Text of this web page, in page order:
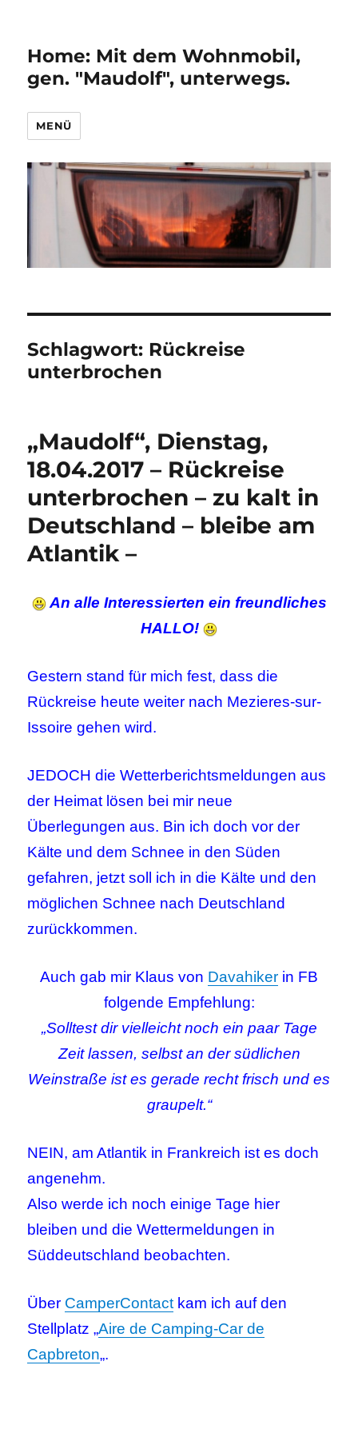
Home: Mit dem Wohnmobil,
gen. "Maudolf", unterwegs.
MENÜ
Schlagwort: Rückreise
unterbrochen
„Maudolf“, Dienstag,
18.04.2017 – Rückreise
unterbrochen – zu kalt in
Deutschland – bleibe am
Atlantik –
An alle Interessierten ein freundliches
HALLO!
Gestern stand für mich fest, dass die
Rückreise heute weiter nach Mezieres-sur-
Issoire gehen wird.
JEDOCH die Wetterberichtsmeldungen aus
der Heimat lösen bei mir neue
Überlegungen aus. Bin ich doch vor der
Kälte und dem Schnee in den Süden
gefahren, jetzt soll ich in die Kälte und den
möglichen Schnee nach Deutschland
zurückkommen.
Auch gab mir Klaus von Davahiker in FB
folgende Empfehlung:
„Solltest dir vielleicht noch ein paar Tage
Zeit lassen, selbst an der südlichen
Weinstraße ist es gerade recht frisch und es
graupelt.“
NEIN, am Atlantik in Frankreich ist es doch
angenehm.
Also werde ich noch einige Tage hier
bleiben und die Wettermeldungen in
Süddeutschland beobachten.
Über CamperContact kam ich auf den
Stellplatz „Aire de Camping-Car de
Capbreton„.